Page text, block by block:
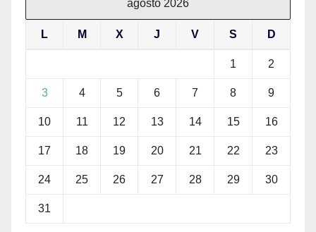
agosto 2026
L M X J V S D
1 2
3 4 5 6 7 8 9
10 11 12 13 14 15 16
17 18 19 20 21 22 23
24 25 26 27 28 29 30
31